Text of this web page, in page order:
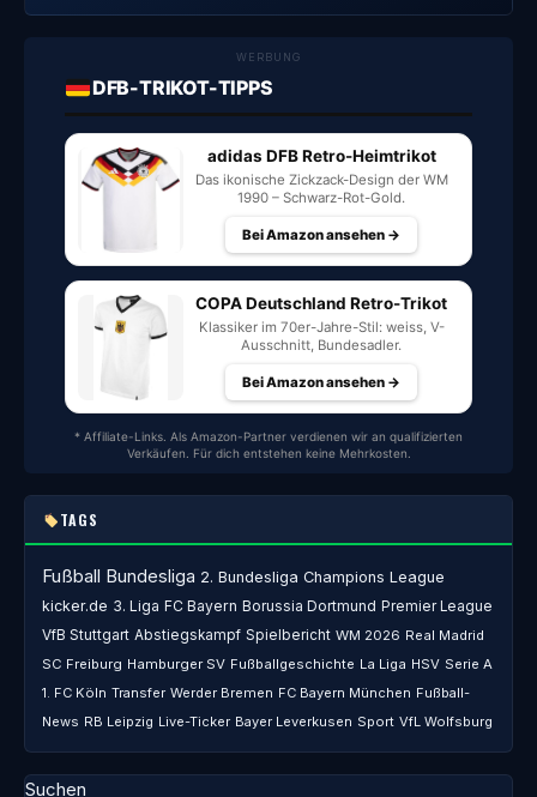
WERBUNG
DFB-TRIKOT-TIPPS
adidas DFB Retro-Heimtrikot
Das ikonische Zickzack-Design der WM
1990 – Schwarz-Rot-Gold.
Bei Amazon ansehen →
COPA Deutschland Retro-Trikot
Klassiker im 70er-Jahre-Stil: weiss, V-
Ausschnitt, Bundesadler.
Bei Amazon ansehen →
* Affiliate-Links. Als Amazon-Partner verdienen wir an qualifizierten
Verkäufen. Für dich entstehen keine Mehrkosten.
TAGS
Fußball Bundesliga 2. Bundesliga Champions League
kicker.de 3. Liga FC Bayern Borussia Dortmund Premier League
VfB Stuttgart Abstiegskampf Spielbericht WM 2026 Real Madrid
SC Freiburg Hamburger SV Fußballgeschichte La Liga HSV Serie A
1. FC Köln Transfer Werder Bremen FC Bayern München Fußball-
News RB Leipzig Live-Ticker Bayer Leverkusen Sport VfL Wolfsburg
Suchen